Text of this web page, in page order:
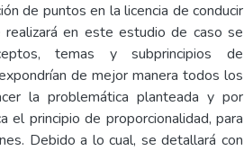
de puntos en la licencia de conducir
en este estudio de caso se
temas y subprincipios de
de mejor manera todos los
la problemática planteada y por
principio de proporcionalidad, para
Debido a lo cual, se detallará con